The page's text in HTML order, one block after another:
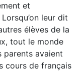
et
leur dit
élèves de la
tout le monde
parents avaient
cours de français